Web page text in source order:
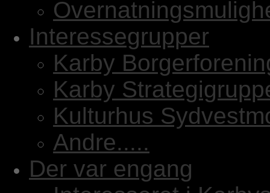
Interessegrupper
Karby
Karby
Kulturhus
Andre.....
Der var engang